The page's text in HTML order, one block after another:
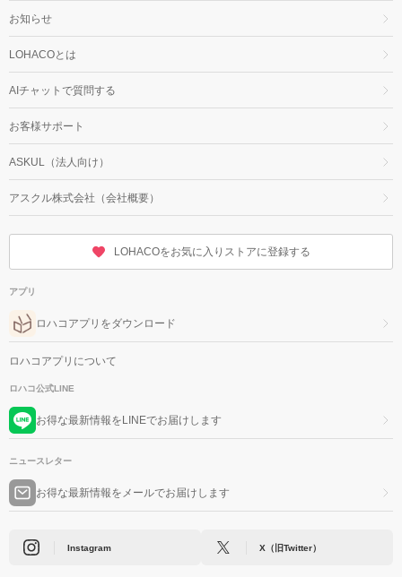
お知らせ
LOHACOとは
AIチャットで質問する
お客様サポート
ASKUL（法人向け）
アスクル株式会社（会社概要）
LOHACOをお気に入りストアに登録する
アプリ
ロハコアプリをダウンロード
ロハコアプリについて
ロハコ公式LINE
お得な最新情報をLINEでお届けします
ニュースレター
お得な最新情報をメールでお届けします
Instagram X（旧Twitter）